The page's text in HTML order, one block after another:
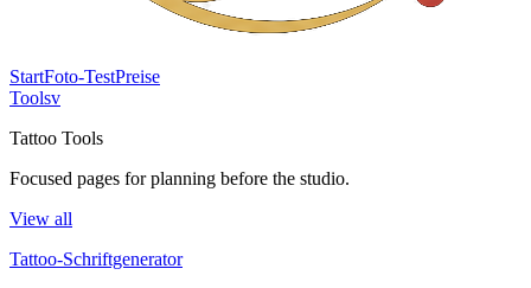
StartFoto-TestPreise
Toolsv
Tattoo Tools
Focused pages for planning before the studio.
View all
Tattoo-Schriftgenerator